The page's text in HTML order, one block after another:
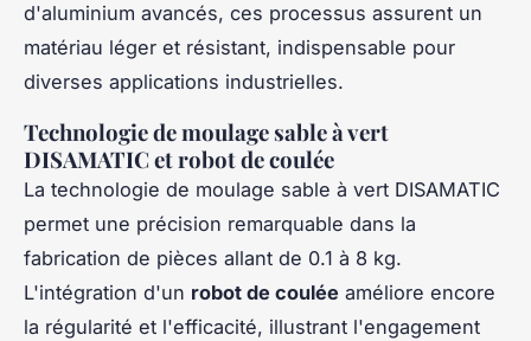
d'aluminium avancés, ces processus assurent un
matériau léger et résistant, indispensable pour
diverses applications industrielles.
Technologie de moulage sable à vert
DISAMATIC et robot de coulée
La technologie de moulage sable à vert DISAMATIC
permet une précision remarquable dans la
fabrication de pièces allant de 0.1 à 8 kg.
L'intégration d'un robot de coulée améliore encore
la régularité et l'efficacité, illustrant l'engagement